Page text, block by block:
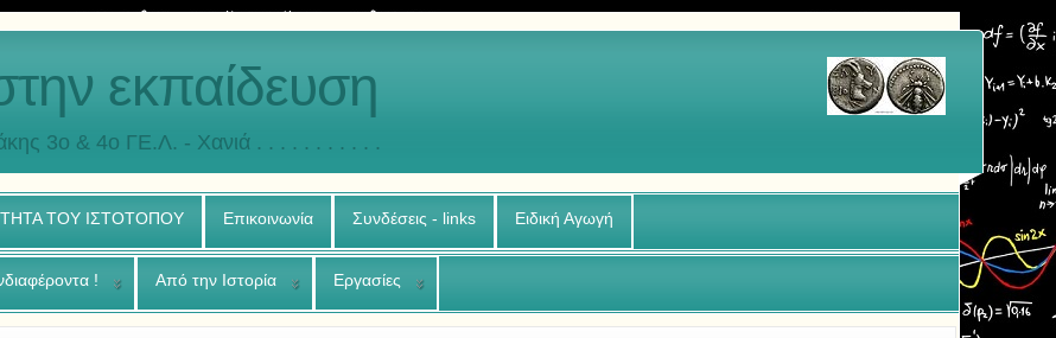
εκπαίδευση
3o & 4ο ΓΕ.Λ. - Χανιά . . . . . . . . . . .
ΤΟΥ ΙΣΤΟΤΟΠΟΥ Επικοινωνία Συνδέσεις - links Ειδική Αγωγή
! Από την Ιστορία Εργασίες